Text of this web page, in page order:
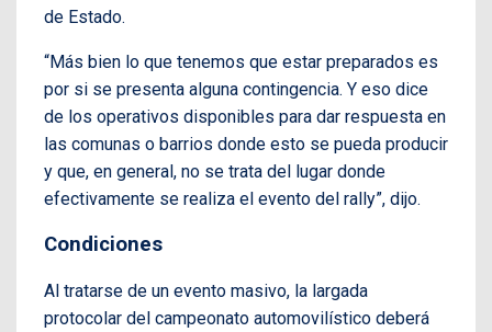
de Estado.
“Más bien lo que tenemos que estar preparados es
por si se presenta alguna contingencia. Y eso dice
de los operativos disponibles para dar respuesta en
las comunas o barrios donde esto se pueda producir
y que, en general, no se trata del lugar donde
efectivamente se realiza el evento del rally”, dijo.
Condiciones
Al tratarse de un evento masivo, la largada
protocolar del campeonato automovilístico deberá